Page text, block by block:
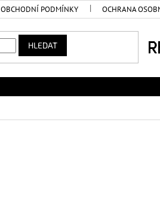
OBCHODNÍ PODMÍNKY OCHRANA
HLEDAT